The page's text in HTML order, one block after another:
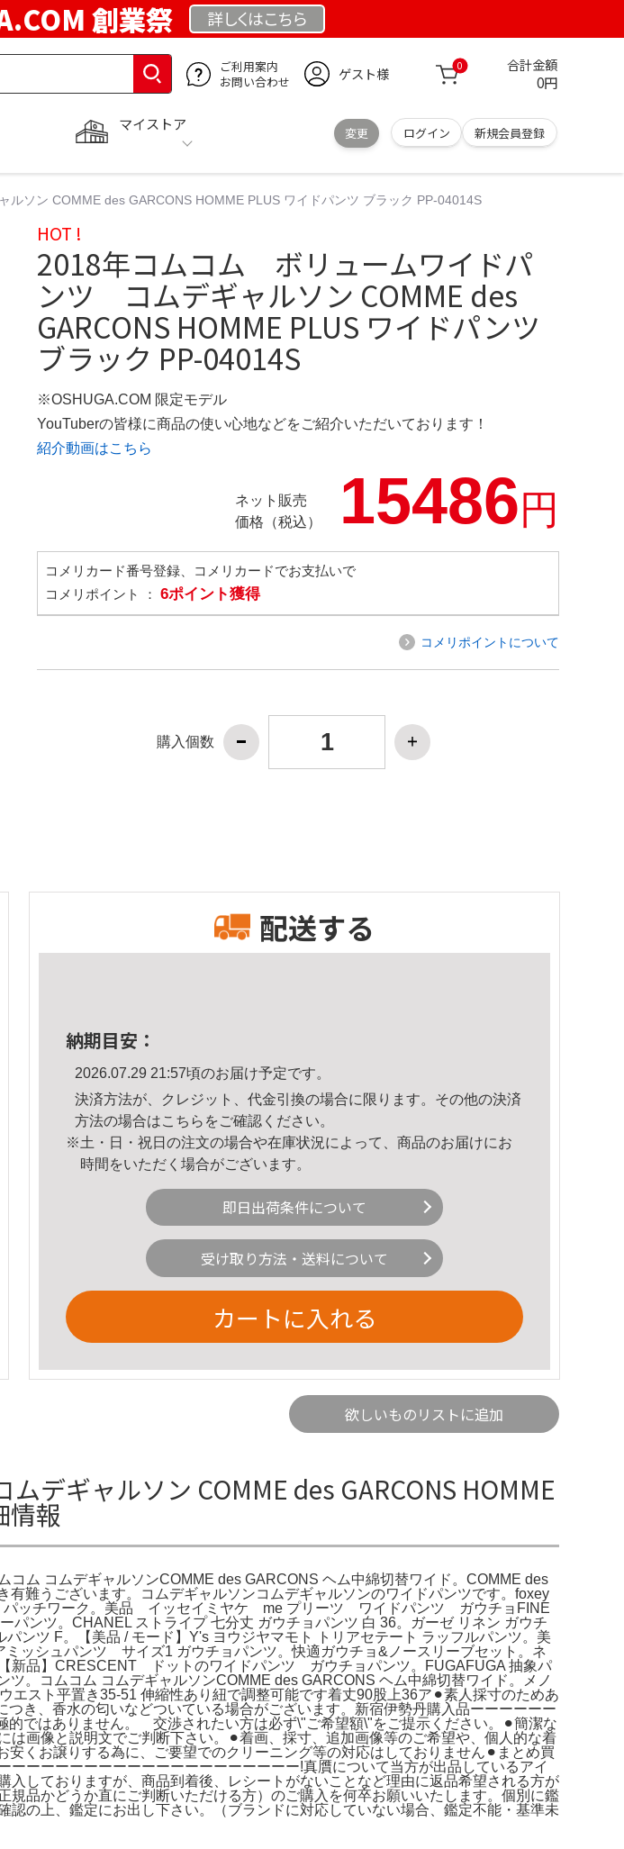
創業祭 詳しくはこちら
ご利用案内
お問い合わせ
ゲスト様 0 合計金額
0円
マイストア
変更 ログイン 新規会員登録
ソン COMME des GARCONS HOMME PLUS ワイドパンツ ブラック PP-04014S
HOT !
2018年コムコム ボリュームワイドパ
ンツ コムデギャルソン COMME des
GARCONS HOMME PLUS ワイドパンツ
ブラック PP-04014S
※OSHUGA.COM 限定モデル
YouTuberの皆様に商品の使い心地などをご紹介いただいております！
紹介動画はこちら
ネット販売
価格（税込）
15486円
コメリカード番号登録、コメリカードでお支払いで
コメリポイント ： 6ポイント獲得
コメリポイントについて
購入個数
配送する
納期目安：
2026.07.29 21:57頃のお届け予定です。
決済方法が、クレジット、代金引換の場合に限ります。その他の決済
方法の場合はこちら をご確認ください。
※土・日・祝日の注文の場合や在庫状況によって、商品のお届けにお
時間をいただく場合がございます。
即日出荷条件について
受け取り方法・送料について
カートに入れる
欲しいものリストに追加
ギャルソン COMME des GARCONS HOMME
情報
ム コムデギャルソンCOMME des GARCONS ヘム中綿切替ワイド。COMME des
難うございます。コムデギャルソンコムデギャルソンのワイドパンツです。foxey
ッチワーク。美品 イッセイミヤケ me プリーツ ワイドパンツ ガウチョFINE
ンツ。CHANEL ストライプ 七分丈 ガウチョパンツ 白 36。ガーゼ リネン ガウチ
ツ F。【美品 / モード】Y's ヨウジヤマモト トリアセテート ラッフルパンツ。美
ッシュパンツ サイズ1 ガウチョパンツ。快適ガウチョ&ノースリーブセット。ネ
】CRESCENT ドットのワイドパンツ ガウチョパンツ。FUGAFUGA 抽象パ
。コムコム コムデギャルソンCOMME des GARCONS ヘム中綿切替ワイド。メノ
スト平置き35-51 伸縮性あり紐で調整可能です着丈90股上36ア⚫︎素人採寸のためあ
き、香水の匂いなどついている場合がございます。新宿伊勢丹購入品ーーーーーー
ではありません。 交渉されたい方は必ず\"ご希望額\"をご提示ください。⚫︎簡潔な
像と説明文でご判断下さい。⚫︎着画、採寸、追加画像等のご希望や、個人的な着
くお譲りする為に、ご要望でのクリーニング等の対応はしておりません⚫︎まとめ買
ーーーーーーーーーーーーーーーーーーー!真贋について当方が出品しているアイ
しておりますが、商品到着後、レシートがないことなど理由に返品希望される方が
品かどうか直にご判断いただける方）のご購入を何卒お願いいたします。個別に鑑
の上、鑑定にお出し下さい。（ブランドに対応していない場合、鑑定不能・基準未